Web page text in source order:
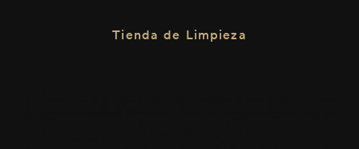
Tienda de Limpieza